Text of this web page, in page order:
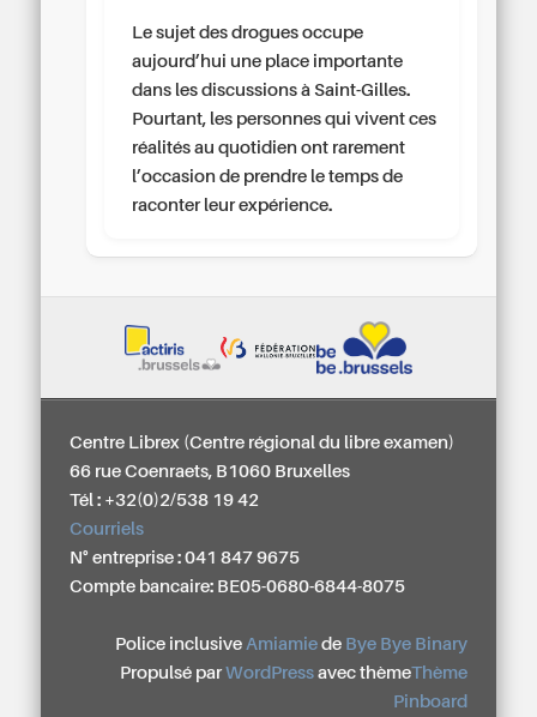
Le sujet des drogues occupe
aujourd’hui une place importante
dans les discussions à Saint-Gilles.
Pourtant, les personnes qui vivent ces
réalités au quotidien ont rarement
l’occasion de prendre le temps de
raconter leur expérience.
Centre Librex (Centre régional du libre examen)
66 rue Coenraets, B1060 Bruxelles
Tél : +32(0)2/538 19 42
Courriels
N° entreprise : 041 847 9675
Compte bancaire: BE05-0680-6844-8075
Police inclusive Amiamiede Bye Bye Binary
Propulsé par WordPressavec thèmeThème
Pinboard